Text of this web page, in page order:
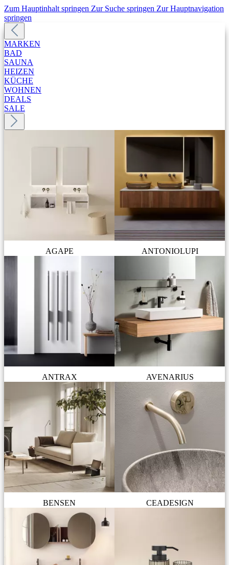
Zum Hauptinhalt springen Zur Suche springen Zur Hauptnavigation
springen
MARKEN
BAD
SAUNA
HEIZEN
KÜCHE
WOHNEN
DEALS
SALE
AGAPE ANTONIOLUPI
ANTRAX AVENARIUS
BENSEN CEADESIGN